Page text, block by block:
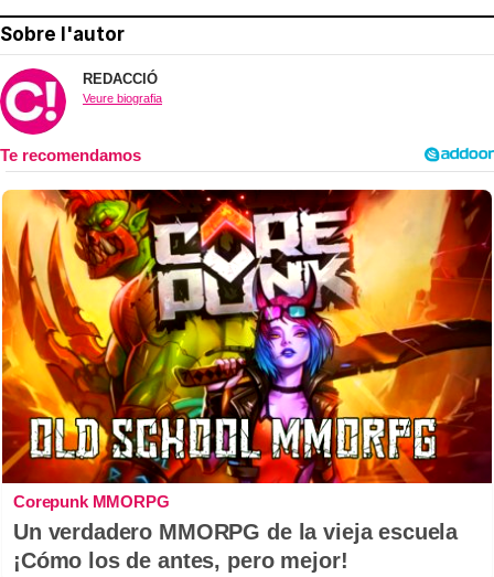
Sobre l'autor
REDACCIÓ
Veure biografia
Corepunk MMORPG
Un verdadero MMORPG de la vieja escuela
¡Cómo los de antes, pero mejor!